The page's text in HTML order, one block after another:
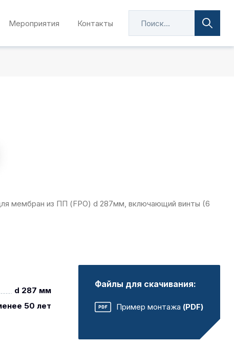
Мероприятия Контакты
мембран из ПП (FPO) d 287мм, включающий винты (6
d 287 мм
50 лет
Файлы для скачивания:
Пример монтажа (PDF)